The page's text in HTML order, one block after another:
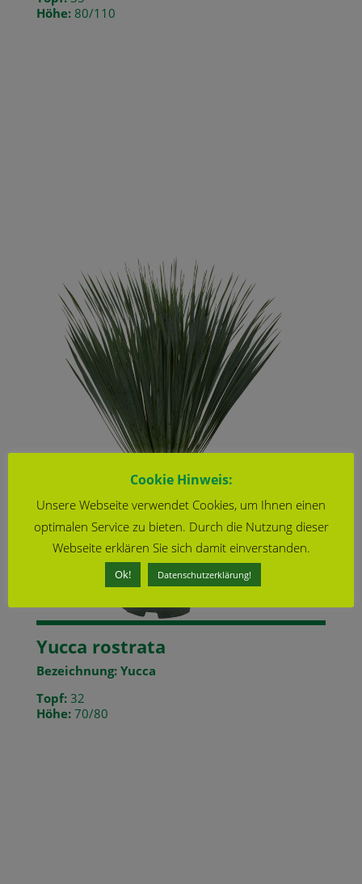
Höhe:80/110
Yucca rostrata
Bezeichnung: Yucca
Topf:32
Höhe:70/80
Cookie Hinweis:
Unsere Webseite verwendet Cookies, um Ihnen einen
optimalen Service zu bieten. Durch die Nutzung dieser
Webseite erklären Sie sich damit einverstanden.
Ok! Datenschutzerklärung!